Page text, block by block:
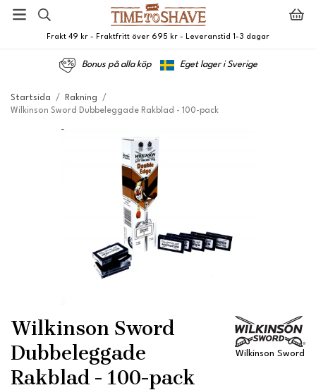
Frakt 49 kr - Fraktfritt över 695 kr - Leveranstid 1-3 dagar
Bonus på alla köp Eget lager i Sverige
Startsida / Rakning
/
Wilkinson Sword Dubbeleggade Rakblad - 100-pack
Wilkinson Sword
Dubbeleggade
Rakblad - 100-pack
Wilkinson Sword